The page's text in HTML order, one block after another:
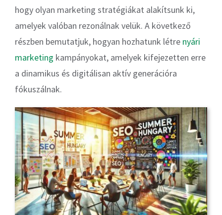
hogy olyan marketing stratégiákat alakítsunk ki,
amelyek valóban rezonálnak velük. A következő
részben bemutatjuk, hogyan hozhatunk létre nyári
marketing kampányokat, amelyek kifejezetten erre
a dinamikus és digitálisan aktív generációra
fókuszálnak.